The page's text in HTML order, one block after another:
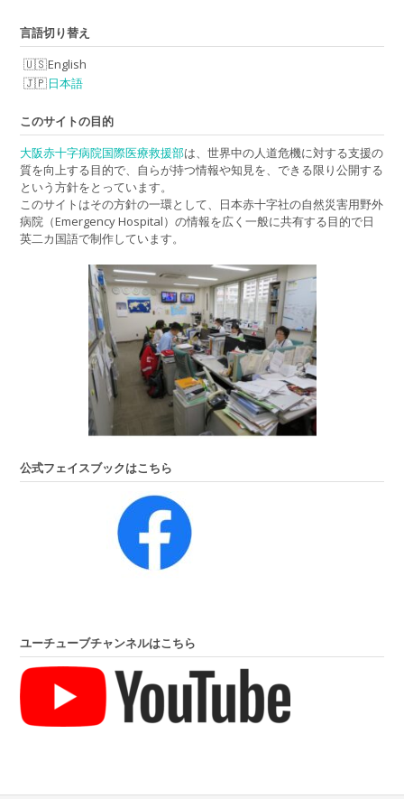
言語切り替え
English
日本語
このサイトの目的
大阪赤十字病院国際医療救援部は、世界中の人道危機に対する支援の
質を向上する目的で、自らが持つ情報や知見を、できる限り公開する
という方針をとっています。
このサイトはその方針の一環として、日本赤十字社の自然災害用野外
病院（Emergency Hospital）の情報を広く一般に共有する目的で日
英二カ国語で制作しています。
公式フェイスブックはこちら
ユーチューブチャンネルはこちら